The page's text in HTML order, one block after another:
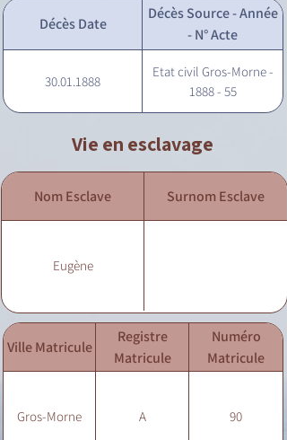
Décès Date
Décès Source - Année
- N° Acte
30.01.1888
Etat civil Gros-Morne -
1888 - 55
Vie en esclavage
Nom Esclave Surnom Esclave
Eugène
Ville Matricule
Registre
Matricule
Numéro
Matricule
Gros-Morne A 90